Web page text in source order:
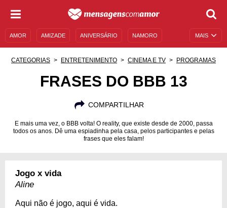
MAIS
AMOR AMIZADE ANIVERSÁRIO NAMORO
CATEGORIAS ENTRETENIMENTO CINEMA E TV PROGRAMAS
FRASES DO BBB 13
COMPARTILHAR
E mais uma vez, o BBB volta! O reality, que existe desde de 2000, passa
todos os anos. Dê uma espiadinha pela casa, pelos participantes e pelas
frases que eles falam!
Jogo x vida
Aline
Aqui não é jogo, aqui é vida.